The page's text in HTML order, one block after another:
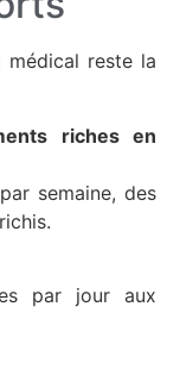
médical reste la
riches en
semaine, des
par jour aux